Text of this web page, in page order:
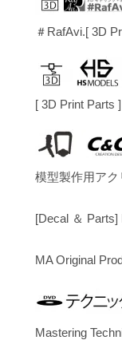
＃RafAvi.[ 3D
[ 3D Print Parts ]
模型製作用ア
[Decal ＆ Parts]
MA Original
Mastering